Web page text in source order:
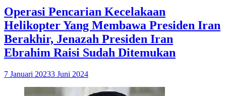
Operasi Pencarian Kecelakaan
Helikopter Yang Membawa Presiden Iran
Berakhir, Jenazah Presiden Iran
Ebrahim Raisi Sudah Ditemukan
7 Januari 20233 Juni 2024